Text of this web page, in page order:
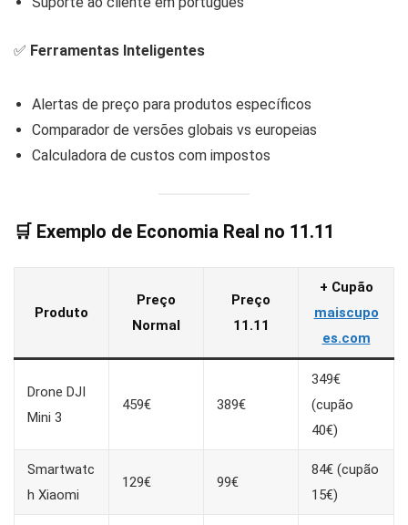
✅ Ferramentas Inteligentes
Alertas de preço para produtos específicos
Comparador de versões globais vs europeias
Calculadora de custos com impostos
🛒 Exemplo de Economia Real no 11.11
Produto
Preço
Normal
Preço
11.11
+ Cupão
maiscupo
es.com
Drone DJI
Mini 3
459€ 389€
349€
(cupão
40€)
Smartwatc
h Xiaomi
129€ 99€
84€ (cupão
15€)